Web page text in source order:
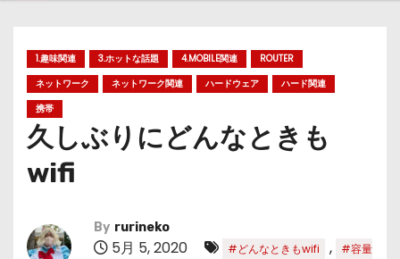
1.趣味関連 3.ホットな話題 4.MOBILE関連
ROUTER
ネットワーク
ネットワーク関連 ハードウェア
ハード関連
携帯
久しぶりにどんなときも
wifi
By rurineko
5月 5, 2020 #どんなときもwifi ,
#容量